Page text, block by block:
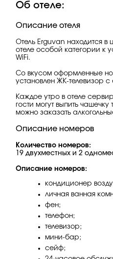
Об отеле:
Описание отеля
Отель Erguvan находится
отеле особой категории к
WiFi.
Со вкусом оформленные
установлен ЖК-телевизор
Каждое утро в отеле
гости могут выпить
можно заказать
Описание номеров
Количество номеров:
19 двухместных и 2
Описание номеров:
кондиционер
личная ванная
фен;
телефон;
телевизор;
мини-бар;
сейф;